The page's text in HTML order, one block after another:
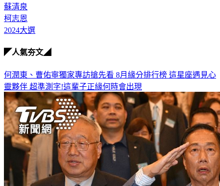
謝龍介
蘇清泉
柯志恩
何潤東、曹佑寧獨家專訪搶先看8月緣分排行榜 這星座遇見心
靈夥伴超準測字!這輩子正緣何時會出現